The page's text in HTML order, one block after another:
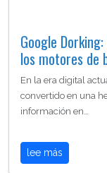
Google
los motores de
En la era digital
convertido en una
información en…
lee más